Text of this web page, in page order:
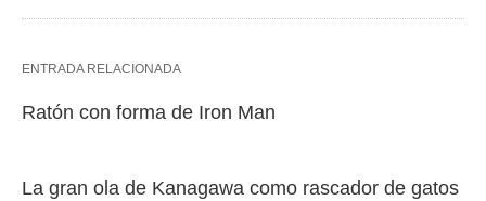
ENTRADA RELACIONADA
Ratón con forma de Iron Man
La gran ola de Kanagawa como rascador de gatos